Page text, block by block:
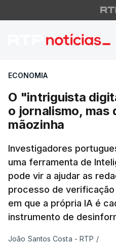
O
ECONOMIA
O "intriguista
o jornalismo, mas
mãozinha
Investigadores
uma ferramenta de
pode vir a ajudar as
processo de
em que a própria IA é
instrumento de
João Santos Costa - RTP /